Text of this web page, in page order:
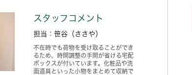
スタッフコメント
担当：笹谷（ささや）
不在時でも荷物を受け取ることができ
るため、時間調整の手間が省ける宅配
ボックスが付いています。化粧品や洗
面道具といった小物をまとめて収納で